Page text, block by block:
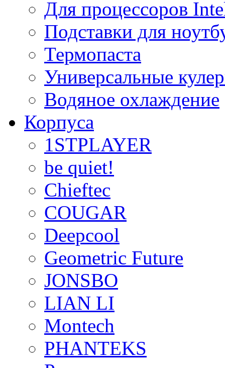
Для процессоров
Подставки для
Термопаста
Универсальные
Водяное охлаждение
Корпуса
1STPLAYER
be quiet!
Chieftec
COUGAR
Deepcool
Geometric Future
JONSBO
LIAN LI
Montech
PHANTEKS